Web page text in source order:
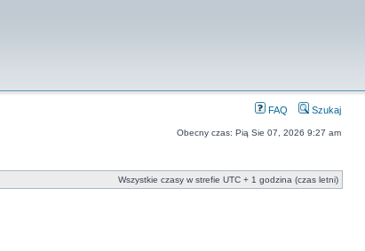
FAQ Szukaj
Obecny czas: Pią Sie 07, 2026 9:27 am
Wszystkie czasy w strefie UTC + 1 godzina (czas letni)